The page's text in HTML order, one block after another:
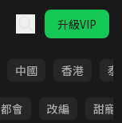
升級VIP
中國 香港 泰
都會 改編 甜寵